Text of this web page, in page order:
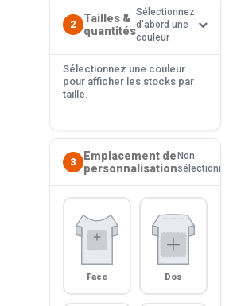
2
Tailles &
quantités
Sélectionnez
d'abord une
couleur
Sélectionnez une couleur
pour afficher les stocks par
taille.
3
Emplacement de
personnalisation
Non
sélectionné
Face Dos